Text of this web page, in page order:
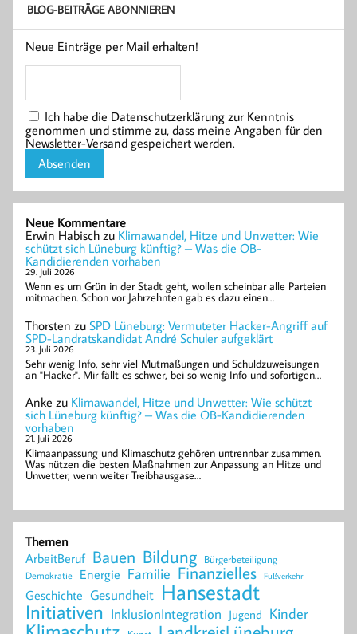
BLOG-BEITRÄGE ABONNIEREN
Neue Einträge per Mail erhalten!
Ich habe die Datenschutzerklärung zur Kenntnis
genommen und stimme zu, dass meine Angaben für den
Newsletter-Versand gespeichert werden.
Neue Kommentare
Erwin Habisch zu Klimawandel, Hitze und Unwetter: Wie
schützt sich Lüneburg künftig? – Was die OB-
Kandidierenden vorhaben
29. Juli 2026
Wenn es um Grün in der Stadt geht, wollen scheinbar alle Parteien
mitmachen. Schon vor Jahrzehnten gab es dazu einen…
Thorsten zu SPD Lüneburg: Vermuteter Hacker-Angriff auf
SPD-Landratskandidat André Schuler aufgeklärt
23. Juli 2026
Sehr wenig Info, sehr viel Mutmaßungen und Schuldzuweisungen
an "Hacker". Mir fällt es schwer, bei so wenig Info und sofortigen…
Anke zu Klimawandel, Hitze und Unwetter: Wie schützt
sich Lüneburg künftig? – Was die OB-Kandidierenden
vorhaben
21. Juli 2026
Klimaanpassung und Klimaschutz gehören untrennbar zusammen.
Was nützen die besten Maßnahmen zur Anpassung an Hitze und
Unwetter, wenn weiter Treibhausgase…
Themen
ArbeitBeruf Bauen Bildung Bürgerbeteiligung
Demokratie Energie Familie Finanzielles Fußverkehr
Geschichte Gesundheit Hansestadt
Initiativen InklusionIntegration Jugend Kinder